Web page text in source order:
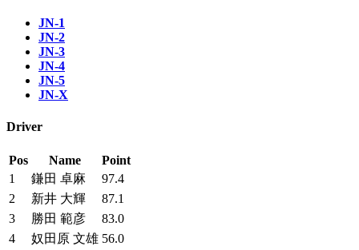
JN-1
JN-2
JN-3
JN-4
JN-5
JN-X
Driver
Pos Name
Point
1
鎌田 卓麻
97.4
2
新井 大輝
87.1
3
勝田 範彦
83.0
4
奴田原 文雄 56.0